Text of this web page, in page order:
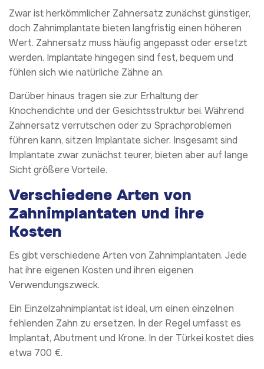
Zwar ist herkömmlicher Zahnersatz zunächst günstiger,
doch Zahnimplantate bieten langfristig einen höheren
Wert. Zahnersatz muss häufig angepasst oder ersetzt
werden. Implantate hingegen sind fest, bequem und
fühlen sich wie natürliche Zähne an.
Darüber hinaus tragen sie zur Erhaltung der
Knochendichte und der Gesichtsstruktur bei. Während
Zahnersatz verrutschen oder zu Sprachproblemen
führen kann, sitzen Implantate sicher. Insgesamt sind
Implantate zwar zunächst teurer, bieten aber auf lange
Sicht größere Vorteile.
Verschiedene Arten von
Zahnimplantaten und ihre
Kosten
Es gibt verschiedene Arten von Zahnimplantaten. Jede
hat ihre eigenen Kosten und ihren eigenen
Verwendungszweck.
Ein Einzelzahnimplantat ist ideal, um einen einzelnen
fehlenden Zahn zu ersetzen. In der Regel umfasst es
Implantat, Abutment und Krone. In der Türkei kostet dies
etwa 700 €.